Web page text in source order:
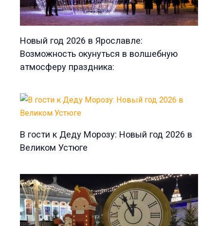
Новый год 2026 в Ярославле:
Возможность окунуться в волшебную
атмосферу праздника:
В гости к Деду Морозу: Новый год 2026 в
Великом Устюге